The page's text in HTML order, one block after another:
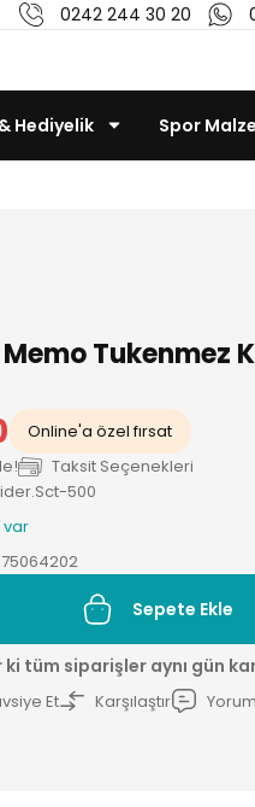
0242 244 30 20
Hediyelik Spor
Memo Tukenmez
Online'a özel fırsat
Taksit Seçenekleri
500
var
Sepete Ekle
ki tüm siparişler aynı gün
Et Karşılaştır